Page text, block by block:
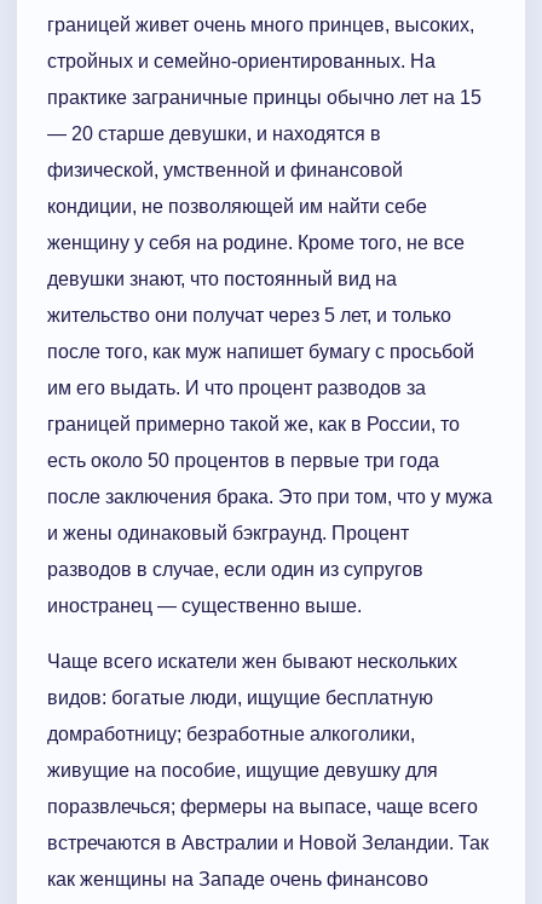
границей живет очень много принцев, высоких,
стройных и семейно-ориентированных. На
практике заграничные принцы обычно лет на 15
— 20 старше девушки, и находятся в
физической, умственной и финансовой
кондиции, не позволяющей им найти себе
женщину у себя на родине. Кроме того, не все
девушки знают, что постоянный вид на
жительство они получат через 5 лет, и только
после того, как муж напишет бумагу с просьбой
им его выдать. И что процент разводов за
границей примерно такой же, как в России, то
есть около 50 процентов в первые три года
после заключения брака. Это при том, что у мужа
и жены одинаковый бэкграунд. Процент
разводов в случае, если один из супругов
иностранец — существенно выше.
Чаще всего искатели жен бывают нескольких
видов: богатые люди, ищущие бесплатную
домработницу; безработные алкоголики,
живущие на пособие, ищущие девушку для
поразвлечься; фермеры на выпасе, чаще всего
встречаются в Австралии и Новой Зеландии. Так
как женщины на Западе очень финансово